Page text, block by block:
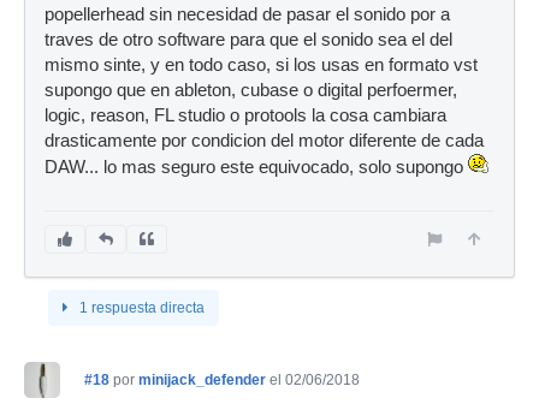
popellerhead sin necesidad de pasar el sonido por a
traves de otro software para que el sonido sea el del
mismo sinte, y en todo caso, si los usas en formato vst
supongo que en ableton, cubase o digital perfoermer,
logic, reason, FL studio o protools la cosa cambiara
drasticamente por condicion del motor diferente de cada
DAW... lo mas seguro este equivocado, solo supongo
1 respuesta directa
#18 por minijack_defender el 02/06/2018